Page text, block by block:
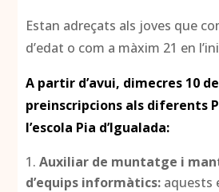
Estan adreçats als joves que
d’edat o com a màxim 21 en
A partir d’avui, dimecres 10
preinscripcions als diferents
l’escola Pia d’Igualada:
Auxiliar de muntatge i
d’equips informàtics: aquests